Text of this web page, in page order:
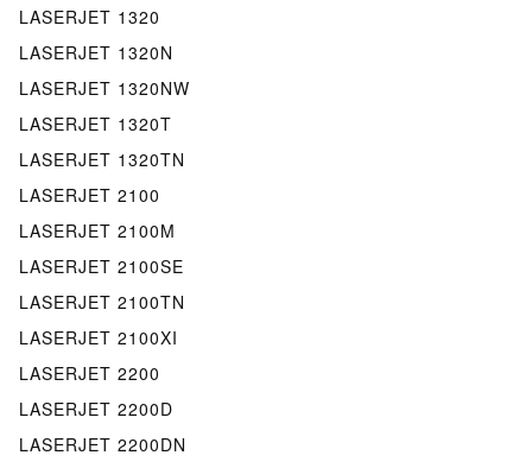
LASERJET 1320
LASERJET 1320N
LASERJET 1320NW
LASERJET 1320T
LASERJET 1320TN
LASERJET 2100
LASERJET 2100M
LASERJET 2100SE
LASERJET 2100TN
LASERJET 2100XI
LASERJET 2200
LASERJET 2200D
LASERJET 2200DN